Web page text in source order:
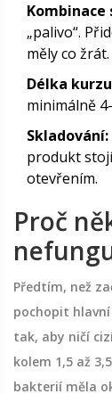
„palivo“.
měly co žrát.
Délka
minimálně
Skladování:
produkt
otevřením.
Proč
Předtím, než
pochopit
tak, aby ničí
kolem 1,5 až
bakterií měla